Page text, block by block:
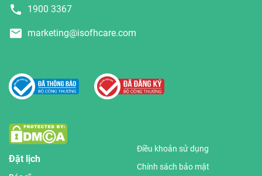
1900 3367
marketing@isofhcare.com
Đặt lịch
Điều khoản sử dụng
Chính sách bảo mật